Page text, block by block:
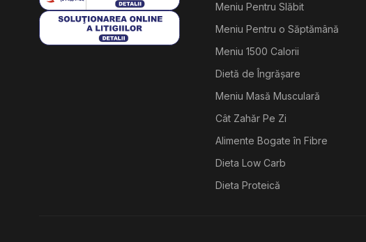
Meniu Pentru Slăbit
Meniu Pentru o Săptămână
Meniu 1500 Calorii
Dietă de Îngrășare
Meniu Masă Musculară
Cât Zahăr Pe Zi
Alimente Bogate în Fibre
Dieta Low Carb
Dieta Proteică